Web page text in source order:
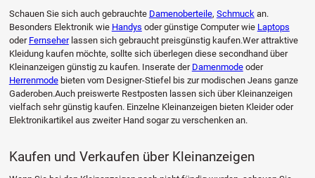
Schauen Sie sich auch gebrauchte Damenoberteile, Schmuckan.
Besonders Elektronik wie Handys oder günstige Computer wie Laptops
oder Fernseherlassen sich gebraucht preisgünstig kaufen.Wer attraktive
Kleidung kaufen möchte, sollte sich überlegen diese secondhand über
Kleinanzeigen günstig zu kaufen. Inserate der Damenmodeoder
Herrenmodebieten vom Designer-Stiefel bis zur modischen Jeans ganze
Gaderoben.Auch preiswerte Restposten lassen sich über Kleinanzeigen
vielfach sehr günstig kaufen. Einzelne Kleinanzeigen bieten Kleider oder
Elektronikartikel aus zweiter Hand sogar zu verschenken an.
Kaufen und Verkaufen über Kleinanzeigen